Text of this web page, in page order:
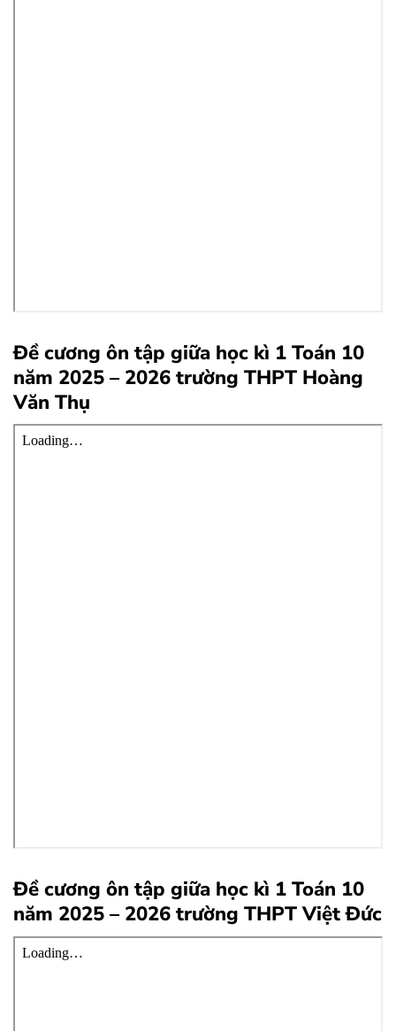
Đề cương ôn tập giữa học kì 1 Toán 10
năm 2025 – 2026 trường THPT Hoàng
Văn Thụ
Đề cương ôn tập giữa học kì 1 Toán 10
năm 2025 – 2026 trường THPT Việt Đức